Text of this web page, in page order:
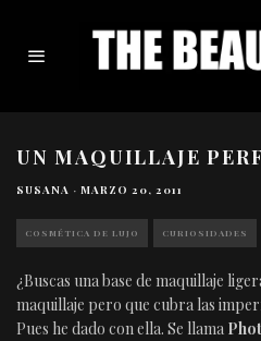
UN MAQUILLAJE
SUSANA · MARZO 20, 2011
COSMÉTICA DE LUJO CURIOSIDADES
¿Buscas una base de maquillaje
maquillaje pero que cubra las
Pues he dado con ella. Se llama